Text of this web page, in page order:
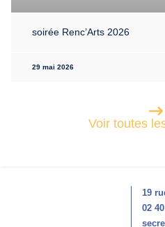
soirée Renc’Arts 2026
29 mai 2026
Voir toutes
19
02